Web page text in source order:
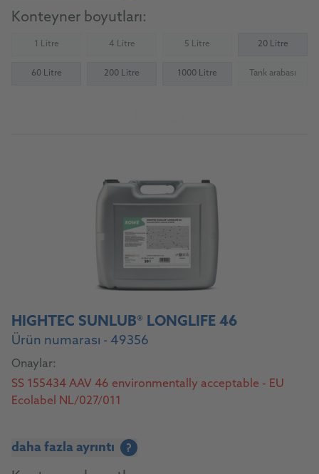
Konteyner boyutları:
1 Litre(Not available) 4 Litre(Not available) 5 Litre(Not available) 20 Litre
60 Litre 200 Litre 1000 Litre Tank arabası
(Not
HIGHTEC SUNLUB® LONGLIFE 46
Ürün numarası - 49356
Onaylar:
SS 155434 AAV 46 environmentally acceptable - EU
Ecolabel NL/027/011
daha fazla ayrıntı ?